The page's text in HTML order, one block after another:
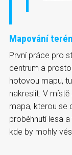
Mapování
První práce pro
centrum a
hotovou mapu,
nakreslit. V
mapa, kterou se
proběhnutí lesa
kde by mohly